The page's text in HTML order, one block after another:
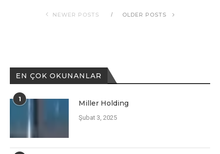
NEWER POSTS OLDER POSTS
EN ÇOK OKUNANLAR
1 Miller Holding
Şubat 3, 2025